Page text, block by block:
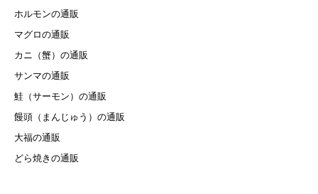
ホルモンの通販
マグロの通販
カニ（蟹）の通販
サンマの通販
鮭（サーモン）の通販
饅頭（まんじゅう）の通販
大福の通販
どら焼きの通販